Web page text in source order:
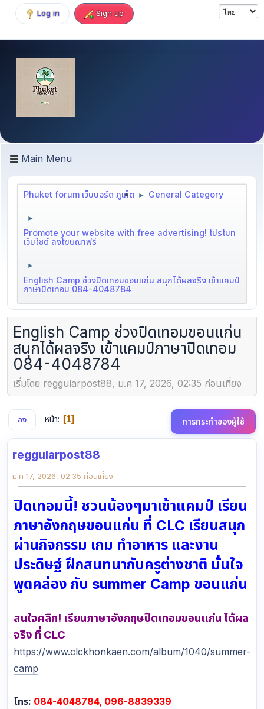
Log in Sign up
Main Menu
Phuket forum เว็บบอร์ด ภูเก็ต ► General Category
►
Promote your website with free advertising! โปรโมท
เว็บไซต์ ลงโฆษณาฟรี
►
English Camp ช่วงปิดเทอมขอนแก่น สนุกได้ผลจริง เข้าแคมป์
ภาษาปิดเทอม 084-4048784
English Camp ช่วงปิดเทอมขอนแก่น
สนุกได้ผลจริง เข้าแคมป์ภาษาปิดเทอม
084-4048784
เริ่มโดย reggularpost88, ม.ค 17, 2026, 02:35 ก่อนเที่ยง
ลง หน้า 1 การกระทำของผู้ใช้
reggularpost88
ม.ค 17, 2026, 02:35 ก่อนเที่ยง
ปิดเทอมนี้! ชวนน้องๆมาเข้าแคมป์ เรียน
ภาษาอังกฤษขอนแก่น ที่ CLC เรียนสนุก
ผ่านกิจกรรม เกม ทำอาหาร และงาน
ประดิษฐ์ ฝึกสนทนากับครูต่างชาติ มั่นใจ
พูดคล่อง กับ summer Camp ขอนแก่น
สนใจคลิก! เรียนภาษาอังกฤษปิดเทอมขอนแก่น ได้ผล
จริง ที่ CLC
https://www.clckhonkaen.com/album/1040/summer-
camp
โทร: 084-4048784, 096-8839339